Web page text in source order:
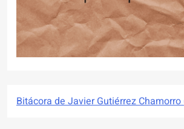
Bitácora de Javier Gutiérrez Chamorro